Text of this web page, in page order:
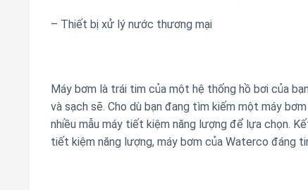
– Thiết bị xử lý nước thương mại
Máy bơm là trái tim của một hệ thống hồ bơi của
và sạch sẽ. Cho dù bạn đang tìm kiếm một máy
nhiều mẫu máy tiết kiệm năng lượng để lựa chọn.
tiết kiệm năng lượng, máy bơm của Waterco đáng